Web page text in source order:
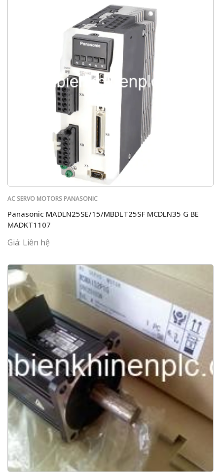
AC SERVO MOTORS PANASONIC
Panasonic MADLN25SE/15/MBDLT25SF MCDLN35 G BE
MADKT1107
Giá: Liên hệ